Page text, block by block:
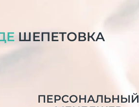
ШЕПЕТОВКА
ПЕРСОНАЛЬНЫЙ